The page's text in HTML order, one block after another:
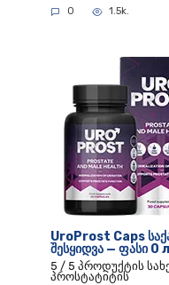
0 1.5k.
UroProst Caps
შესყიდვა — ფასი 0
5 / 5 პროდუქტის
პროსტატიტის